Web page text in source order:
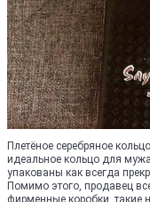
Плетёное серебряное
идеальное кольцо для
упакованы как всегда
Помимо этого, продавец